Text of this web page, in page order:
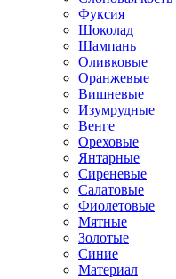
Фуксия
Шоколад
Шампань
Оливковые
Оранжевые
Вишневые
Изумрудные
Венге
Ореховые
Янтарные
Сиреневые
Салатовые
Фиолетовые
Мятные
Золотые
Синие
Материал